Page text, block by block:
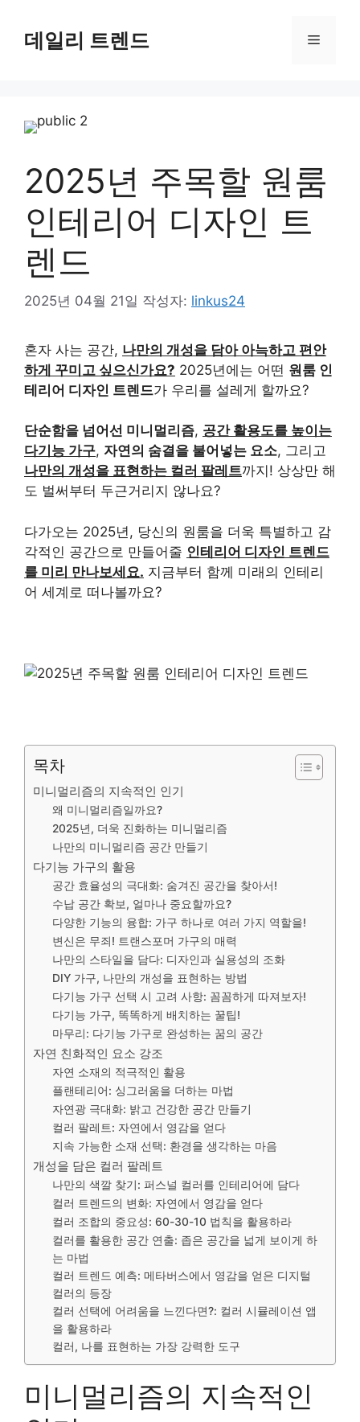
데일리 트렌드 메
2025년 주목할 원룸
인테리어 디자인 트
렌드
2025년 04월 21일 작성자: linkus24
혼자 사는 공간, 나만의 개성을 담아 아늑하고 편안
하게 꾸미고 싶으신가요? 2025년에는 어떤 원룸 인
테리어 디자인 트렌드가 우리를 설레게 할까요?
단순함을 넘어선 미니멀리즘, 공간 활용도를 높이는
다기능 가구, 자연의 숨결을 불어넣는 요소, 그리고
나만의 개성을 표현하는 컬러 팔레트까지! 상상만 해
도 벌써부터 두근거리지 않나요?
다가오는 2025년, 당신의 원룸을 더욱 특별하고 감
각적인 공간으로 만들어줄 인테리어 디자인 트렌드
를 미리 만나보세요. 지금부터 함께 미래의 인테리
어 세계로 떠나볼까요?
목차
미니멀리즘의 지속적인 인기
왜 미니멀리즘일까요?
2025년, 더욱 진화하는 미니멀리즘
나만의 미니멀리즘 공간 만들기
다기능 가구의 활용
공간 효율성의 극대화: 숨겨진 공간을 찾아서!
수납 공간 확보, 얼마나 중요할까요?
다양한 기능의 융합: 가구 하나로 여러 가지 역할을!
변신은 무죄! 트랜스포머 가구의 매력
나만의 스타일을 담다: 디자인과 실용성의 조화
DIY 가구, 나만의 개성을 표현하는 방법
다기능 가구 선택 시 고려 사항: 꼼꼼하게 따져보자!
다기능 가구, 똑똑하게 배치하는 꿀팁!
마무리: 다기능 가구로 완성하는 꿈의 공간
자연 친화적인 요소 강조
자연 소재의 적극적인 활용
플랜테리어: 싱그러움을 더하는 마법
자연광 극대화: 밝고 건강한 공간 만들기
컬러 팔레트: 자연에서 영감을 얻다
지속 가능한 소재 선택: 환경을 생각하는 마음
개성을 담은 컬러 팔레트
나만의 색깔 찾기: 퍼스널 컬러를 인테리어에 담다
컬러 트렌드의 변화: 자연에서 영감을 얻다
컬러 조합의 중요성: 60-30-10 법칙을 활용하라
컬러를 활용한 공간 연출: 좁은 공간을 넓게 보이게 하
는 마법
컬러 트렌드 예측: 메타버스에서 영감을 얻은 디지털
컬러의 등장
컬러 선택에 어려움을 느낀다면?: 컬러 시뮬레이션 앱
을 활용하라
컬러, 나를 표현하는 가장 강력한 도구
미니멀리즘의 지속적인